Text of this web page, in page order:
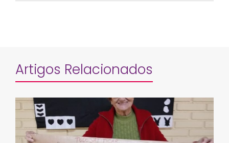
Artigos Relacionados